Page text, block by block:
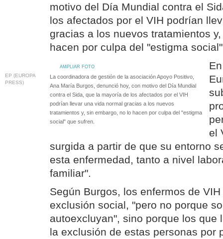
motivo del Día Mundial contra el
los afectados por el VIH podrían
gracias a los nuevos tratamientos
hacen por culpa del "estigma
AMPLIAR FOTO
EP (EUROPA
PRESS)
La coordinadora de gestión de la asociación Apoyo Positivo,
Ana María Burgos, denunció hoy, con motivo del Día Mundial
contra el Sida, que la mayoría de los afectados por el VIH
podrían llevar una vida normal gracias a los nuevos
tratamientos y, sin embargo, no lo hacen por culpa del "estigma
social" que sufren.
el
surgida a partir de que su entorno
esta enfermedad, tanto a nivel
familiar".
Según Burgos, los enfermos de
exclusión social, "pero no porque
autoexcluyan", sino porque los que
la exclusión de estas personas por